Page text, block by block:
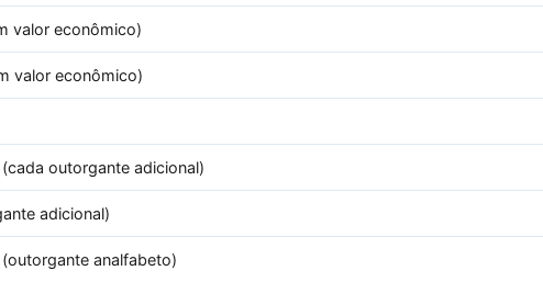
valor econômico)
valor econômico)
outorgante adicional)
adicional)
analfabeto)